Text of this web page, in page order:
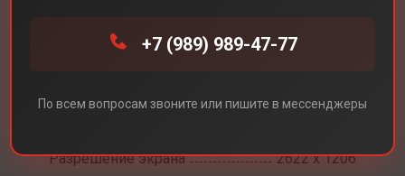
Смартфоны iPhone 16 Pro
Разрешение экрана
2622 х 1206
+7 (989) 989-47-77
По всем вопросам звоните или пишите в мессенджеры